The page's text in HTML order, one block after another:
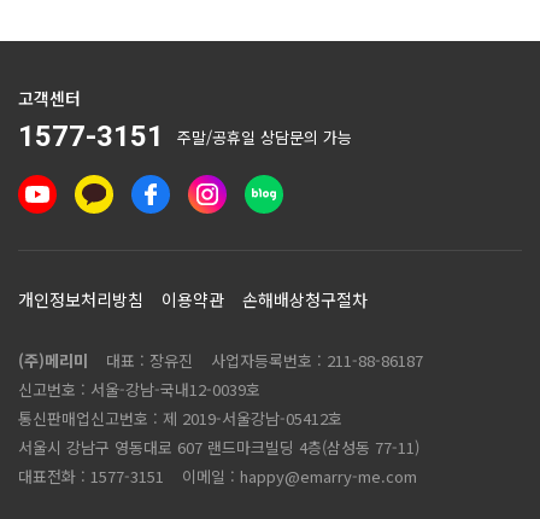
고객센터
1577-3151 주말/공휴일 상담문의 가능
개인정보처리방침 이용약관 손해배상청구절차
(주)메리미 대표 : 장유진 사업자등록번호 : 211-88-86187
신고번호 : 서울-강남-국내12-0039호
통신판매업신고번호 : 제 2019-서울강남-05412호
서울시 강남구 영동대로 607 랜드마크빌딩 4층(삼성동 77-11)
대표전화 : 1577-3151 이메일 : happy@emarry-me.com